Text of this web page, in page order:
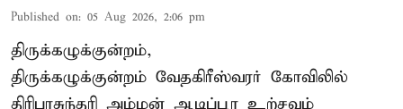
Published on: 05 Aug 2026, 2:06 pm
திருக்கழுக்குன்றம்,
திருக்கழுக்குன்றம் வேதகிரீஸ்வரர் கோவிலில்
திரிபுரசுந்தரி அம்மன் ஆடிப்பூர உற்சவம்